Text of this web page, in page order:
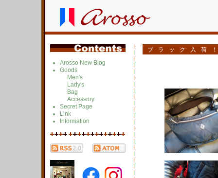
Arosso New Blog
Goods
Men's
Lady's
Bag
Accessory
Secret Page
Link
Information
ブラック入荷